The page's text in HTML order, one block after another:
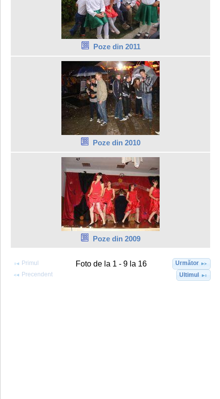
Poze din 2011
Poze din 2010
Poze din 2009
Primul
Precendent
Foto de la 1 - 9 la 16
Următor
Ultimul